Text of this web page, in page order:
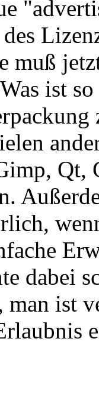
muß
ist
Qt,
dabei
man ist